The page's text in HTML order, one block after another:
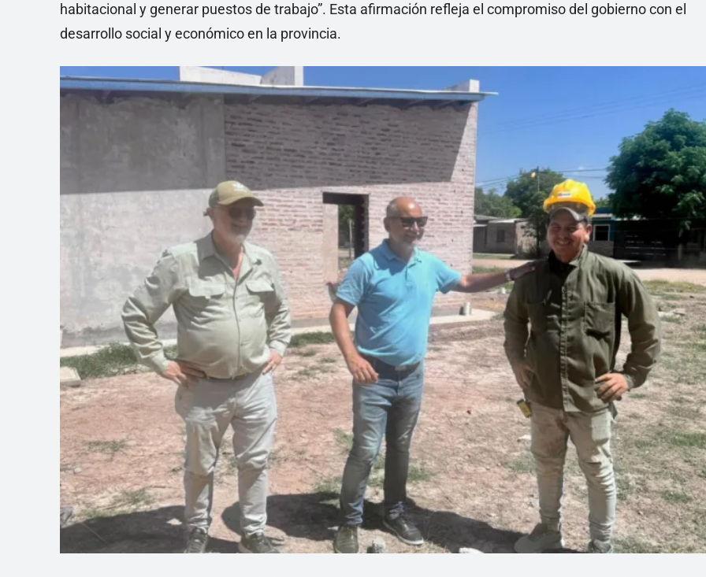
habitacional y generar puestos de trabajo”. Esta afirmación refleja el compromiso del gobierno con el
desarrollo social y económico en la provincia.